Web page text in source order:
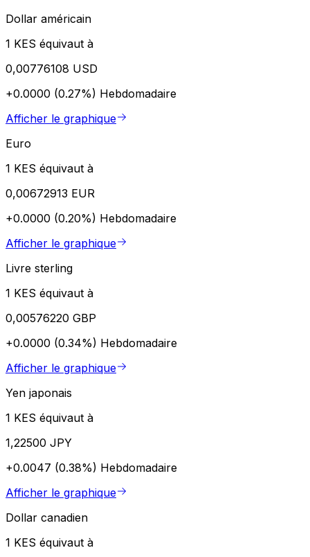
Dollar américain
1 KES équivaut à
0,00776108 USD
+0.0000 (0.27%) Hebdomadaire
Afficher le graphique
Euro
1 KES équivaut à
0,00672913 EUR
+0.0000 (0.20%) Hebdomadaire
Afficher le graphique
Livre sterling
1 KES équivaut à
0,00576220 GBP
+0.0000 (0.34%) Hebdomadaire
Afficher le graphique
Yen japonais
1 KES équivaut à
1,22500 JPY
+0.0047 (0.38%) Hebdomadaire
Afficher le graphique
Dollar canadien
1 KES équivaut à